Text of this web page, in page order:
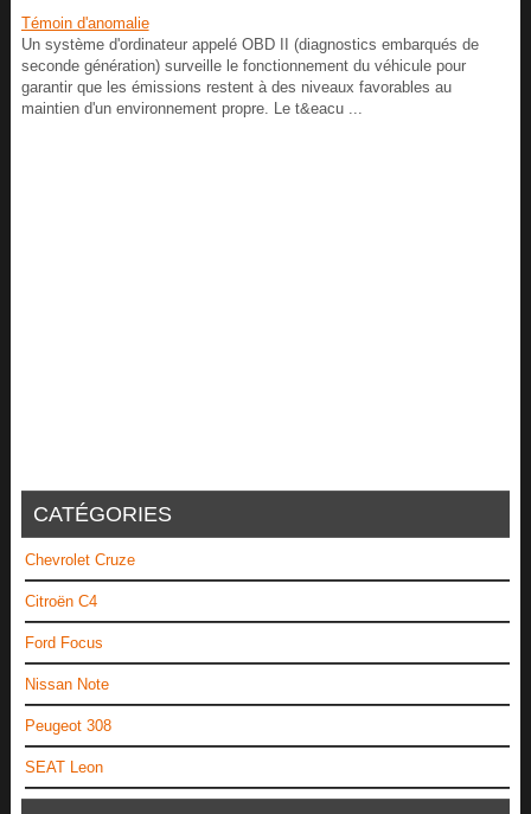
Témoin d'anomalie
Un système d'ordinateur appelé OBD II (diagnostics embarqués de
seconde génération) surveille le fonctionnement du véhicule pour
garantir que les émissions restent à des niveaux favorables au
maintien d'un environnement propre. Le t&eacu ...
CATÉGORIES
Chevrolet Cruze
Citroën C4
Ford Focus
Nissan Note
Peugeot 308
SEAT Leon